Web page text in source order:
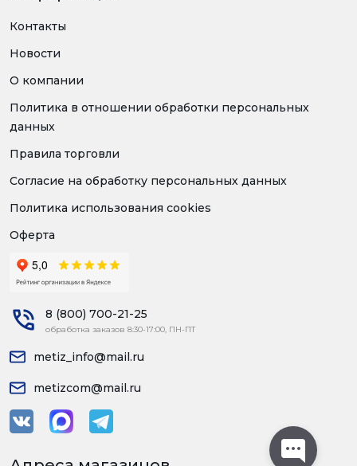
Контакты
Новости
О компании
Политика в отношении обработки персональных
данных
Правила торговли
Согласие на обработку персональных данных
Политика использования cookies
Оферта
8 (800) 700-21-25
обработка заказов 8:30-17:00, ПН-ПТ
metiz_info@mail.ru
metizcom@mail.ru